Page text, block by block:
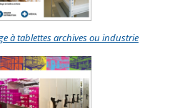
à tablettes archives ou industrie